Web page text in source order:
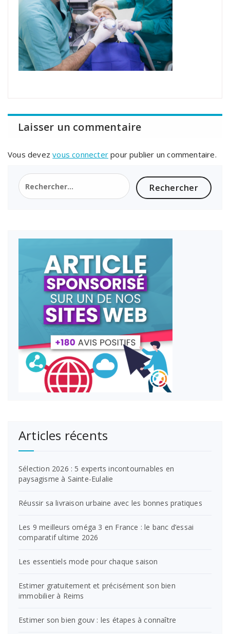
Laisser un commentaire
Vous devezvous connecter pour publier un commentaire.
Rechercher :
Articles récents
Sélection 2026 : 5 experts incontournables en
paysagisme à Sainte-Eulalie
Réussir sa livraison urbaine avec les bonnes pratiques
Les 9 meilleurs oméga 3 en France : le banc d’essai
comparatif ultime 2026
Les essentiels mode pour chaque saison
Estimer gratuitement et précisément son bien
immobilier à Reims
Estimer son bien gouv : les étapes à connaître